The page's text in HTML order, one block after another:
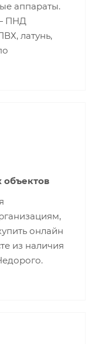
аппараты.
ПНД
латунь,
объектов
онлайн
из наличия